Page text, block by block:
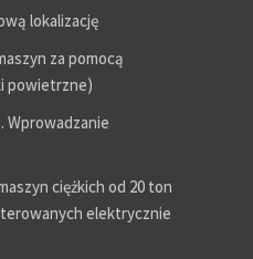
lokalizację
za pomocą
powietrzne)
Wprowadzanie
ciężkich od 20 ton
elektrycznie